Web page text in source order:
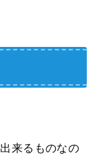
来るものなの